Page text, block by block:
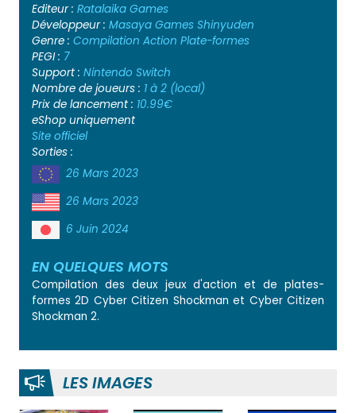
Editeur : Ratalaika Games
Développeur : Masaya Games Shinyuden
Genre : Compilation Action Plate-formes
PEGI : 7
Support : Nintendo Switch
Nombre de joueurs : 1 à 2 (local)
Prix de lancement : 10.99€
eShop uniquement
Site officiel
Sorties :
26 Mars 2023
26 Mars 2023
6 Juin 2024
EN QUELQUES MOTS
Compilation des deux jeux d'action et de plates-
formes 2D Cyber Citizen Shockman et Cyber Citizen
Shockman 2.
LES IMAGES